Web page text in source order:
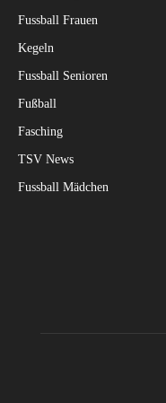
Fussball Frauen
Kegeln
Fussball Senioren
Fußball
Fasching
TSV News
Fussball Mädchen